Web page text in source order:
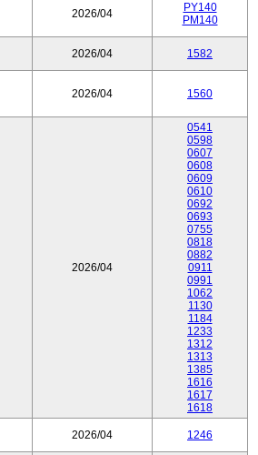
2026/04
PY140
PM140
2026/04 1582
2026/04 1560
2026/04
0541
0598
0607
0608
0609
0610
0692
0693
0755
0818
0882
0911
0991
1062
1130
1184
1233
1312
1313
1385
1616
1617
1618
2026/04 1246